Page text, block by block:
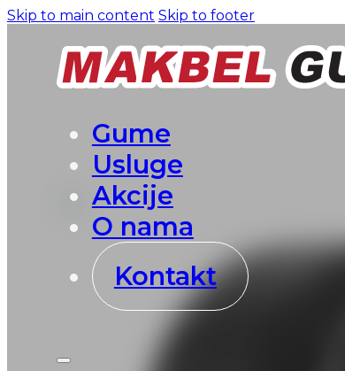
Skip to main content Skip to footer
Gume
Usluge
Akcije
O nama
Kontakt